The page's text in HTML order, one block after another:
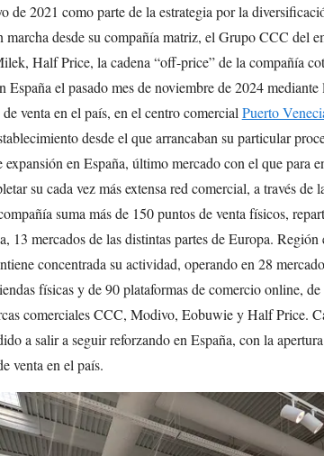
de 2021 como parte de la estrategia por la
marcha desde su compañía matriz, el Grupo CCC del
Half Price, la cadena “off-price” de la compañía
España el pasado mes de noviembre de 2024 mediante
venta en el país, en el centro comercial Puerto
desde el que arrancaban su particular
en España, último mercado con el que para
su cada vez más extensa red comercial, a través de
suma más de 150 puntos de venta físicos,
13 mercados de las distintas partes de Europa. Región
concentrada su actividad, operando en 28
físicas y de 90 plataformas de comercio online,
comerciales CCC, Modivo, Eobuwie y Half Price.
a salir a seguir reforzando en España, con la
venta en el país.